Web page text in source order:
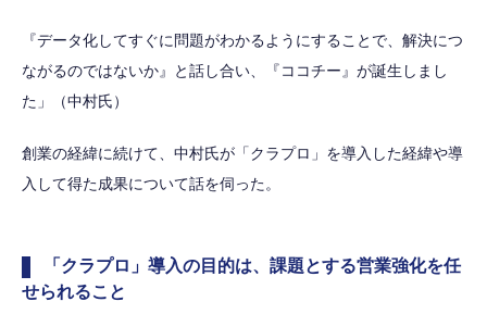
『データ化してすぐに問題がわかるようにすることで、解決につ
ながるのではないか』と話し合い、『ココチー』が誕生しまし
た」（中村氏）
創業の経緯に続けて、中村氏が「クラプロ」を導入した経緯や導
入して得た成果について話を伺った。
「クラプロ」導入の目的は、課題とする営業強化を任
せられること